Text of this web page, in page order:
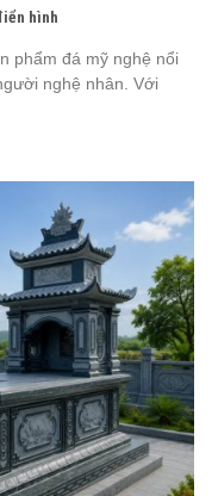
hình
phẩm đá mỹ nghệ nổi
nghệ nhân. Với